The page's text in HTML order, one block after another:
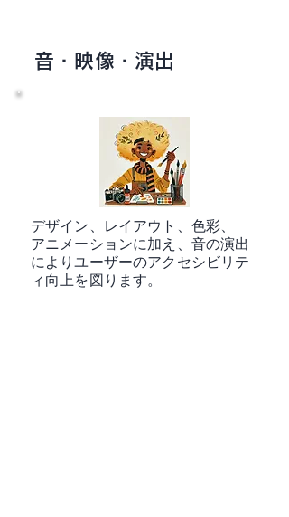
音・映像・演出
デザイン、レイアウト、色彩、
アニメーションに加え、音の演出
によりユーザーのアクセシビリテ
ィ向上を図ります。